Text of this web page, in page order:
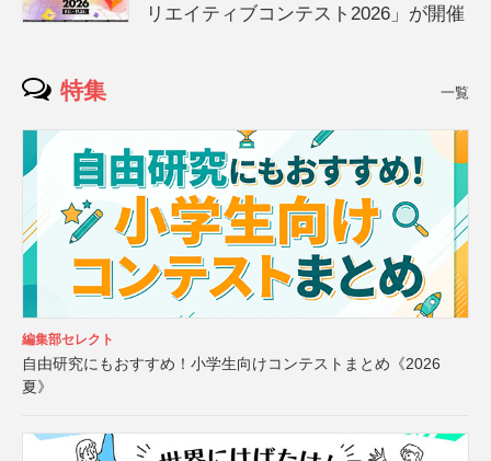
リエイティブコンテスト2026」が開催
特集 一覧
編集部セレクト
自由研究にもおすすめ！小学生向けコンテストまとめ《2026
夏》